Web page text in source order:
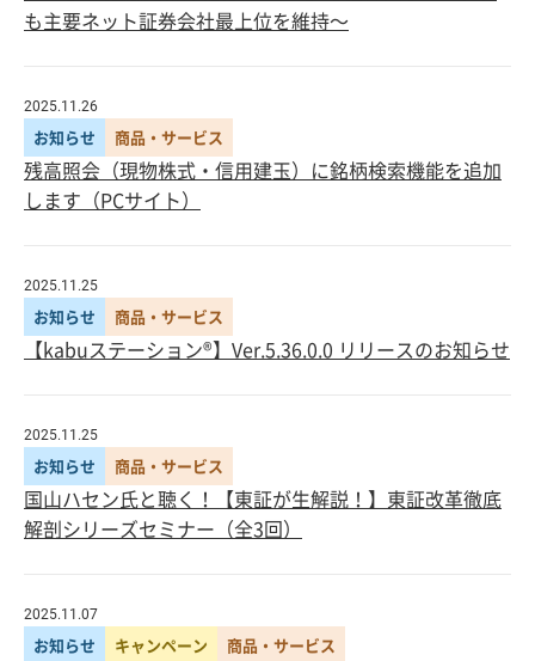
も主要ネット証券会社最上位を維持～
2025.11.26
お知らせ 商品・サービス
残高照会（現物株式・信用建玉）に銘柄検索機能を追加
します（PCサイト）
2025.11.25
お知らせ 商品・サービス
【kabuステーション®】Ver.5.36.0.0 リリースのお知らせ
2025.11.25
お知らせ 商品・サービス
国山ハセン氏と聴く！【東証が生解説！】東証改革徹底
解剖シリーズセミナー（全3回）
2025.11.07
お知らせ キャンペーン 商品・サービス